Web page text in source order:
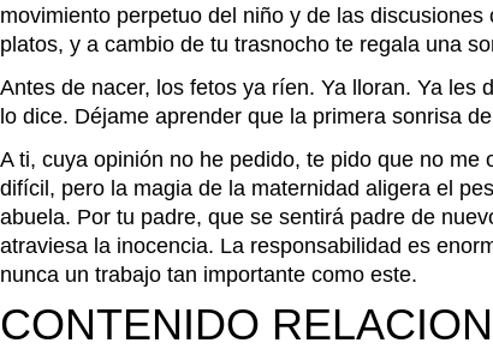
movimiento perpetuo del niño y de las
platos, y a cambio de tu trasnocho te regala una
Antes de nacer, los fetos ya ríen. Ya lloran. Ya
lo dice. Déjame aprender que la primera sonrisa
A ti, cuya opinión no he pedido, te pido que no
difícil, pero la magia de la maternidad aligera el
abuela. Por tu padre, que se sentirá padre de
atraviesa la inocencia. La responsabilidad es
nunca un trabajo tan importante como este.
CONTENIDO